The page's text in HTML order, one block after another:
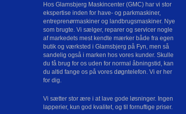
Hos Glamsbjerg Maskincenter (GMC) har vi stor
ekspertise inden for have- og parkmaskiner,
entreprenørmaskiner og landbrugsmaskiner. Nye
som brugte. Vi sælger, reparer og servicer nogle
af markedets mest kendte mærker både fra egen
butik og værksted i Glamsbjerg på Fyn, men så
sandelig også i marken hos vores kunder. Skulle
du få brug for os uden for normal åbningstid, kan
du altid fange os på vores døgntelefon. Vi er her
for dig.
Vi sætter stor ære i at lave gode løsninger. Ingen
lapperier, kun god kvalitet, og til fornuftige priser.